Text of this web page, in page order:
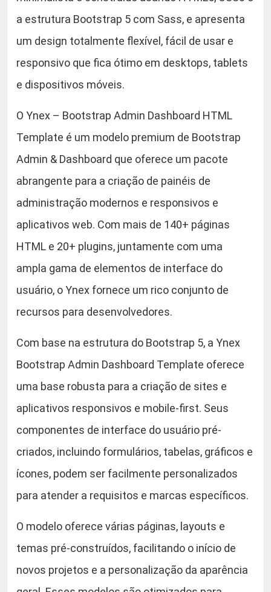
e
|
l
e
d
v
e
r
ã
o
.
)
q
u
n
t
i
a
a estrutura Bootstrap 5 com Sass, e apresenta
um design totalmente flexível, fácil de usar e
responsivo que fica ótimo em desktops, tablets
e dispositivos móveis.
O Ynex – Bootstrap Admin Dashboard HTML
Template é um modelo premium de Bootstrap
Admin & Dashboard que oferece um pacote
abrangente para a criação de painéis de
administração modernos e responsivos e
aplicativos web. Com mais de 140+ páginas
HTML e 20+ plugins, juntamente com uma
ampla gama de elementos de interface do
usuário, o Ynex fornece um rico conjunto de
recursos para desenvolvedores.
Com base na estrutura do Bootstrap 5, a Ynex
Bootstrap Admin Dashboard Template oferece
uma base robusta para a criação de sites e
aplicativos responsivos e mobile-first. Seus
componentes de interface do usuário pré-
criados, incluindo formulários, tabelas, gráficos e
ícones, podem ser facilmente personalizados
para atender a requisitos e marcas específicos.
O modelo oferece várias páginas, layouts e
temas pré-construídos, facilitando o início de
novos projetos e a personalização da aparência